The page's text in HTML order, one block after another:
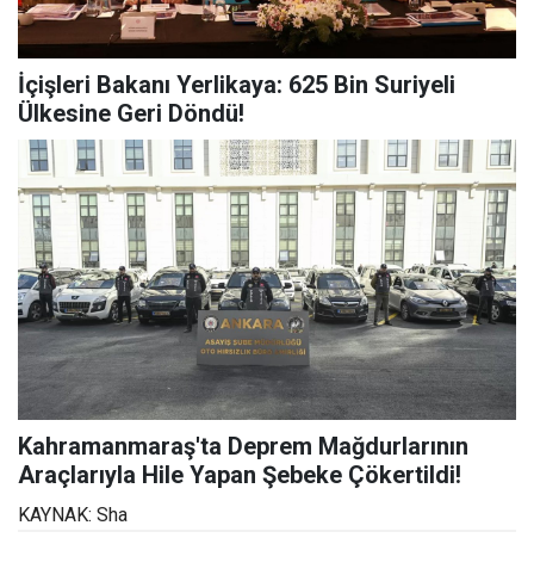
İçişleri Bakanı Yerlikaya: 625 Bin Suriyeli
Ülkesine Geri Döndü!
Kahramanmaraş'ta Deprem Mağdurlarının
Araçlarıyla Hile Yapan Şebeke Çökertildi!
KAYNAK: Sha